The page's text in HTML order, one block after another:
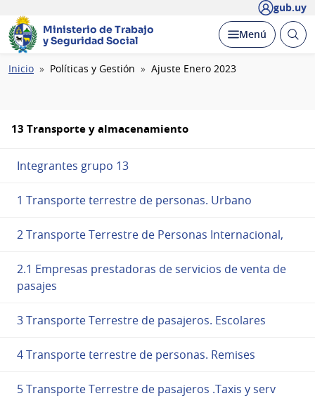
gub.uy
Ministerio de Trabajo
y Seguridad Social
Desplegar
Menú Abrir
Ruta
Inicio Políticas y Gestión Ajuste Enero 2023
13 Transporte y almacenamiento
Integrantes grupo 13
1 Transporte terrestre de personas. Urbano
2 Transporte Terrestre de Personas Internacional,
2.1 Empresas prestadoras de servicios de venta de
pasajes
3 Transporte Terrestre de pasajeros. Escolares
4 Transporte terrestre de personas. Remises
5 Transporte Terrestre de pasajeros .Taxis y serv